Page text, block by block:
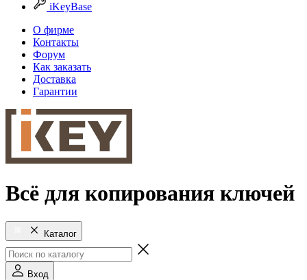
iKeyBase
О фирме
Контакты
Форум
Как заказать
Доставка
Гарантии
Всё для копирования ключей
Каталог
Вход